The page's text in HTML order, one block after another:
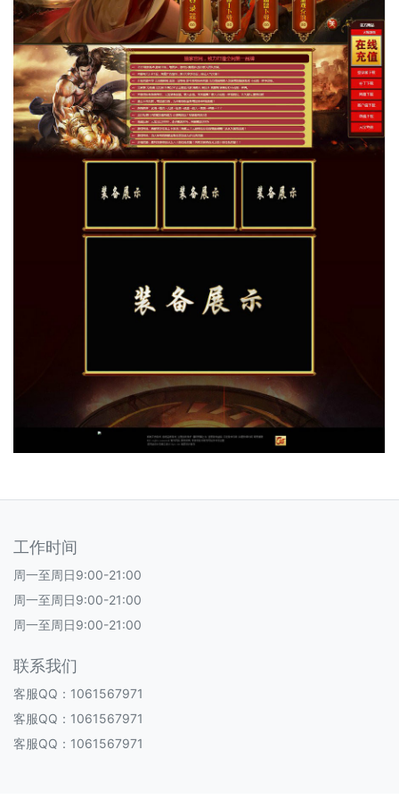
工作时间
周一至周日9:00-21:00
周一至周日9:00-21:00
周一至周日9:00-21:00
联系我们
客服QQ：1061567971
客服QQ：1061567971
客服QQ：1061567971